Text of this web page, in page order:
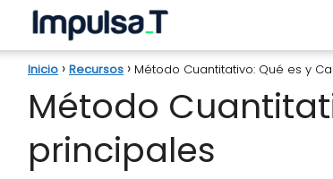
Inicio Recursos Método Cuantitativo: Qué es y
Método
principales